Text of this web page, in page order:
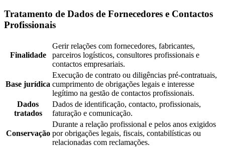
Tratamento de Dados de Fornecedores e Contactos
Profissionais
Finalidade
Gerir relações com fornecedores, fabricantes,
parceiros logísticos, consultores profissionais e
contactos empresariais.
Base jurídica
Execução de contrato ou diligências pré-contratuais,
cumprimento de obrigações legais e interesse
legítimo na gestão de contactos profissionais.
Dados
tratados
Dados de identificação, contacto, profissionais,
faturação e comunicação.
Conservação
Durante a relação profissional e pelos anos exigidos
por obrigações legais, fiscais, contabilísticas ou
relacionadas com reclamações.